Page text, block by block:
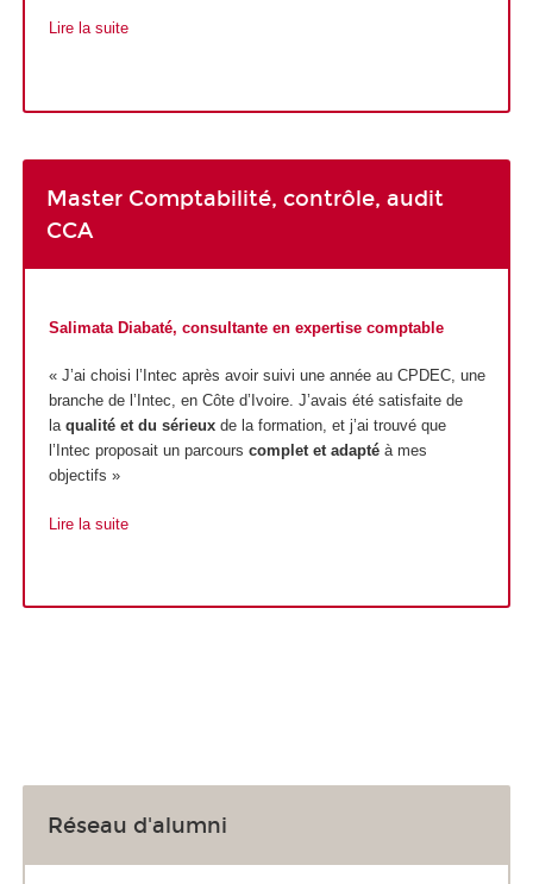
Lire la suite
Master Comptabilité, contrôle, audit
CCA
Salimata Diabaté, consultante en expertise comptable
« J’ai choisi l’Intec après avoir suivi une année au CPDEC, une
branche de l’Intec, en Côte d’Ivoire. J’avais été satisfaite de
laqualité et du sérieux de la formation, et j’ai trouvé que
l’Intec proposait un parcours complet et adaptéà mes
objectifs »
Lire la suite
Réseau d'alumni